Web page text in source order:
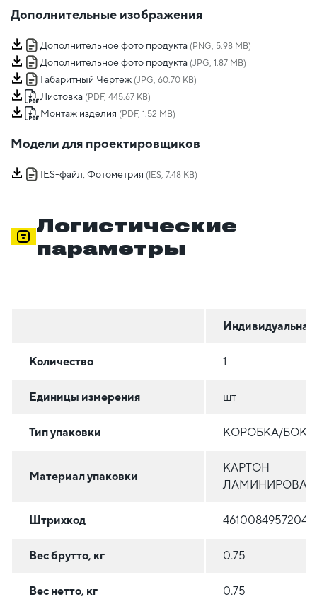
Дополнительные изображения
Дополнительное фото продукта (PNG, 5.98 MB)
Дополнительное фото продукта (JPG, 1.87 MB)
Габаритный Чертеж (JPG, 60.70 KB)
Листовка (PDF, 445.67 KB)
Монтаж изделия (PDF, 1.52 MB)
Модели для проектировщиков
IES-файл, Фотометрия (IES, 7.48 KB)
Логистические
параметры
Индивидуальная
Количество 1
Единицы измерения шт
Тип упаковки КОРОБКА/БОКС
Материал упаковки
КАРТОН
Штрихкод 4610084957204
Вес брутто, кг 0.75
Вес нетто, кг 0.75